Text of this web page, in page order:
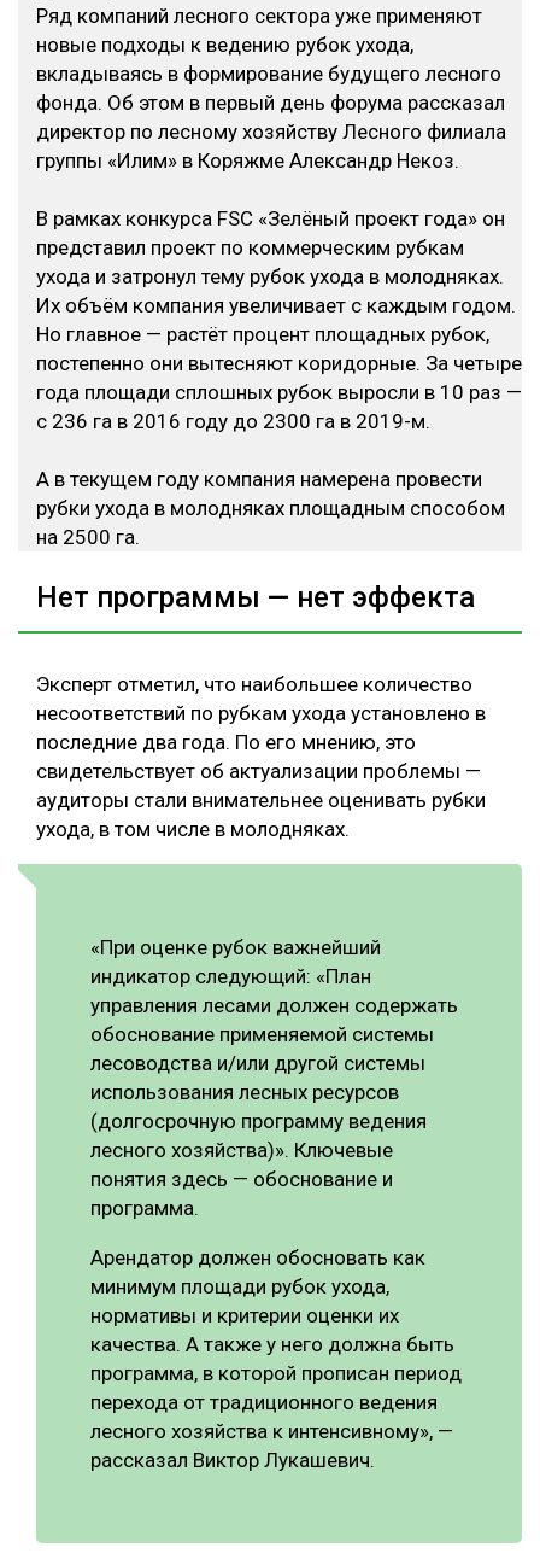
Ряд компаний лесного сектора уже применяют
новые подходы к ведению рубок ухода,
вкладываясь в формирование будущего лесного
фонда. Об этом в первый день форума рассказал
директор по лесному хозяйству Лесного филиала
группы «Илим» в Коряжме Александр Некоз.
В рамках конкурса FSC «Зелёный проект года» он
представил проект по коммерческим рубкам
ухода и затронул тему рубок ухода в молодняках.
Их объём компания увеличивает с каждым годом.
Но главное — растёт процент площадных рубок,
постепенно они вытесняют коридорные. За четыре
года площади сплошных рубок выросли в 10 раз —
с 236 га в 2016 году до 2300 га в 2019-м.
А в текущем году компания намерена провести
рубки ухода в молодняках площадным способом
на 2500 га.
Нет программы — нет эффекта
Эксперт отметил, что наибольшее количество
несоответствий по рубкам ухода установлено в
последние два года. По его мнению, это
свидетельствует об актуализации проблемы —
аудиторы стали внимательнее оценивать рубки
ухода, в том числе в молодняках.
«При оценке рубок важнейший
индикатор следующий: «План
управления лесами должен содержать
обоснование применяемой системы
лесоводства и/или другой системы
использования лесных ресурсов
(долгосрочную программу ведения
лесного хозяйства)». Ключевые
понятия здесь — обоснование и
программа.
Арендатор должен обосновать как
минимум площади рубок ухода,
нормативы и критерии оценки их
качества. А также у него должна быть
программа, в которой прописан период
перехода от традиционного ведения
лесного хозяйства к интенсивному», —
рассказал Виктор Лукашевич.